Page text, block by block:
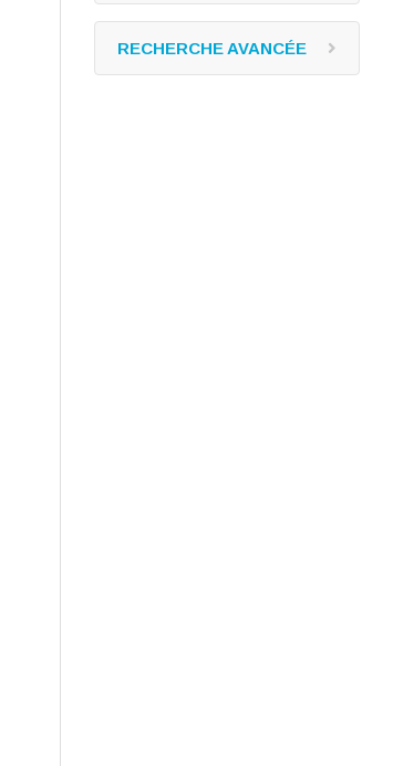
RECHERCHE AVANCÉE